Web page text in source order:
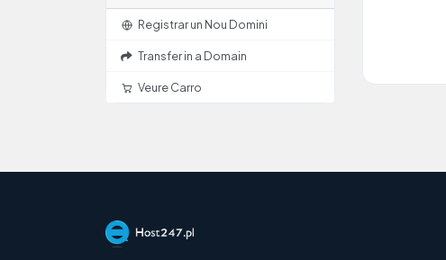
Registrar un Nou Domini
Transfer in a Domain
Veure Carro